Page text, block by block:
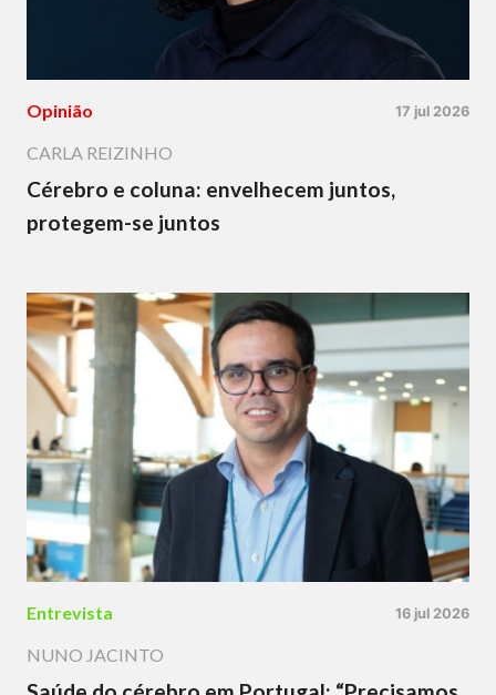
Opinião 17 jul 2026
CARLA REIZINHO
Cérebro e coluna: envelhecem juntos,
protegem-se juntos
Entrevista 16 jul 2026
NUNO JACINTO